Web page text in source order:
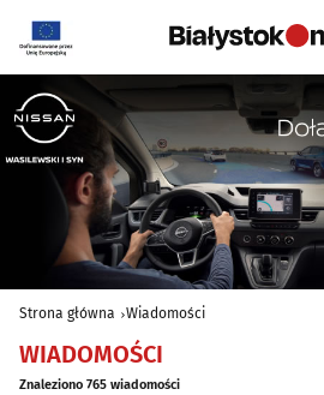
Strona główna Wiadomości
WIADOMOŚCI
Znaleziono 765 wiadomości